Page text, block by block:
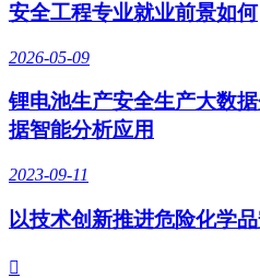
安全工程专业就业前景如何
2026-05-09
锂电池生产安全生产大数
据智能分析应用
2023-09-11
以技术创新推进危险化学
